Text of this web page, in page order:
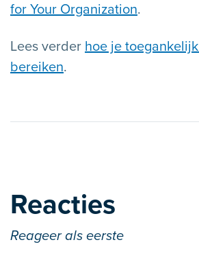
for Your Organization.
Lees verder hoe je
bereiken.
Reacties
Reageer als eerste